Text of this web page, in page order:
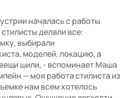
началась с работы
делали все:
выбирали
моделей, локацию, а
шили, - вспоминает Маша
— моя работа стилиста из
нам всем хотелось